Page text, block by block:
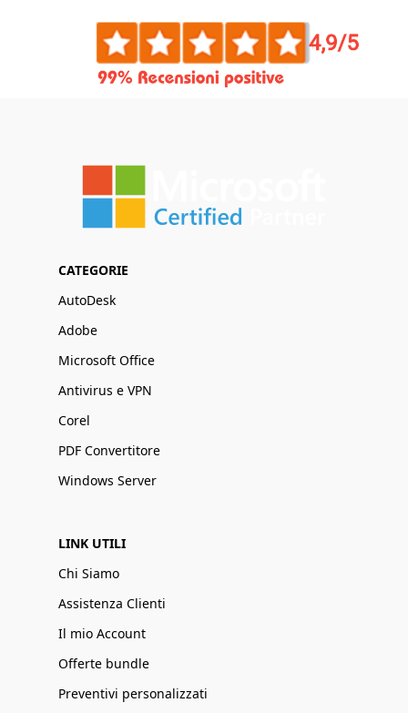
CATEGORIE
AutoDesk
Adobe
Microsoft Office
Antivirus e VPN
Corel
PDF Convertitore
Windows Server
LINK UTILI
Chi Siamo
Assistenza Clienti
Il mio Account
Offerte bundle
Preventivi personalizzati